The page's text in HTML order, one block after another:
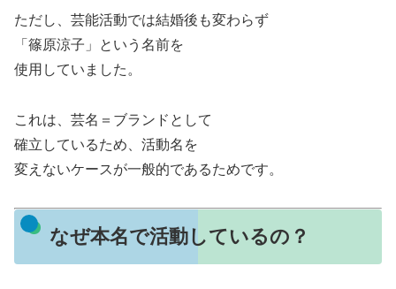
ただし、芸能活動では結婚後も変わらず
「篠原涼子」という名前を
使用していました。
これは、芸名＝ブランドとして
確立しているため、活動名を
変えないケースが一般的であるためです。
なぜ本名で活動しているの？